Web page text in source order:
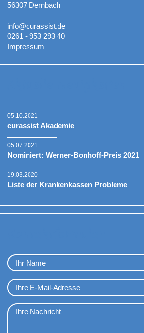
56307 Dernbach
info@curassist.de
0261 - 953 293 40
Impressum
05.10.2021
curassist Akademie
05.07.2021
Nominiert: Werner-Bonhoff-Preis 2021
19.03.2020
Liste der Krankenkassen Probleme